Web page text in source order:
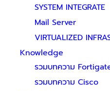
SYSTEM INTEGRATE
Mail Server
VIRTUALIZED
Knowledge
รวมบทความ
รวมบทความ Cisco